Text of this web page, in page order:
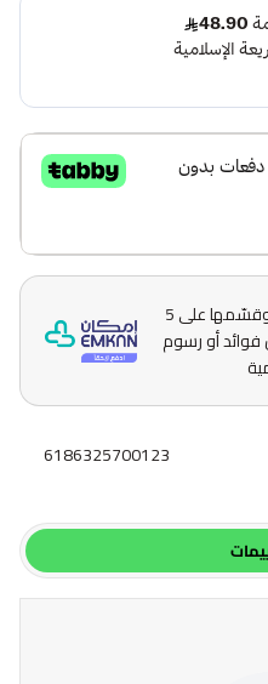
وقسّمها على 5
أو رسوم
6186325700123